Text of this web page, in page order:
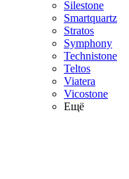
Silestone
Smartquartz
Stratos
Symphony
Technistone
Teltos
Viatera
Vicostone
Ещё